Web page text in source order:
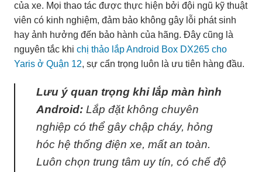
của xe. Mọi thao tác được thực hiện bởi đội ngũ kỹ thuật
viên có kinh nghiệm, đảm bảo không gây lỗi phát sinh
hay ảnh hưởng đến bảo hành của hãng. Đây cũng là
nguyên tắc khi chị thảo lắp Android Box DX265 cho
Yaris ở Quận 12, sự cẩn trọng luôn là ưu tiên hàng đầu.
Lưu ý quan trọng khi lắp màn hình
Android: Lắp đặt không chuyên
nghiệp có thể gây chập cháy, hỏng
hóc hệ thống điện xe, mất an toàn.
Luôn chọn trung tâm uy tín, có chế độ